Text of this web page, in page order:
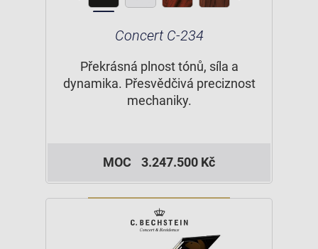
Concert C-234
Překrásná plnost tónů, síla a
dynamika. Přesvědčivá preciznost
mechaniky.
MOC 3.247.500 Kč